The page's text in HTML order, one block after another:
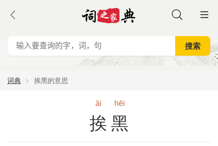
词典 挨黑的意思
āi hēi
挨黑